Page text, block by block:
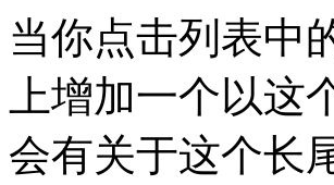
当你点击列表中
上增加一个以
会有关于这个长